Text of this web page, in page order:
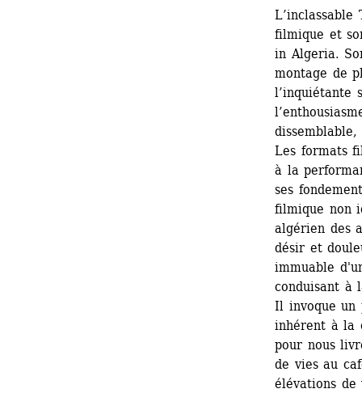
filmique et
in Algeria.
montage de
l’inquiétante
Les formats
à la
ses
filmique non
algérien des
désir et
immuable
conduisant à
Il invoque un
inhérent à la
pour nous
de vies au
élévations